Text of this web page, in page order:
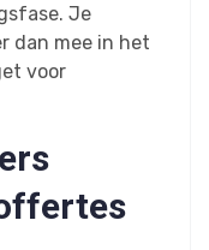
Je
dan mee in het
voor